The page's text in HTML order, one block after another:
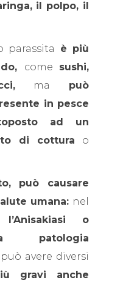
il polpo, il
parassita è più
come sushi,
ma può
in pesce
ad un
di cottura o
può causare
umana: nel
l’Anisakiasi o
patologia
avere diversi
gravi anche